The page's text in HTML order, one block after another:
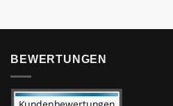
BEWERTUNGEN